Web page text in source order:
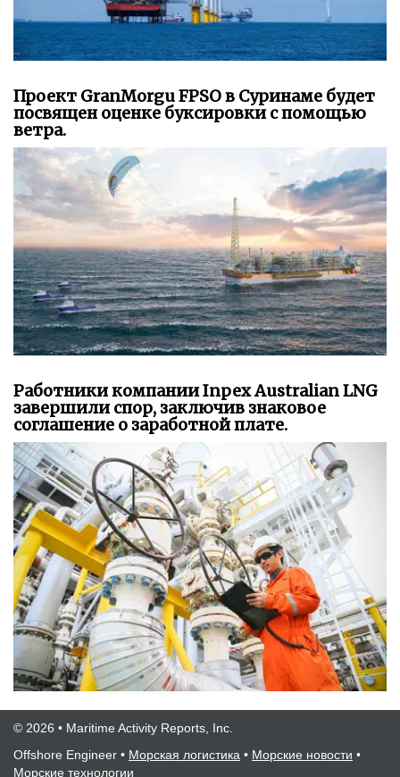
Проект GranMorgu FPSO в Суринаме будет
посвящен оценке буксировки с помощью
ветра.
Работники компании Inpex Australian LNG
завершили спор, заключив знаковое
соглашение о заработной плате.
© 2026 • Maritime Activity Reports, Inc.
Offshore Engineer • Морская логистика • Морские новости •
Морские технологии